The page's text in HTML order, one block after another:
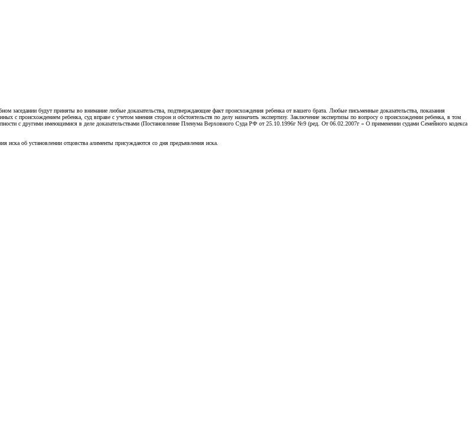
заседании будут приняты во внимание любые доказательства, подтверждающие факт происхождения ребенка от вашего брата. Любые письменные доказательства, показания
с происхождением ребенка, суд вправе с учетом мнения сторон и обстоятельств по делу назначить экспертизу. Заключение экспертизы по вопросу о происхождении ребенка, в том
с другими имеющимися в деле доказательствами (Постановление Пленума Верховного Суда РФ от 25.10.1996г №9 (ред. От 06.02.2007г « О применении судами Семейного кодекса
иска об установлении отцовства алименты присуждаются со дня предъявления иска.